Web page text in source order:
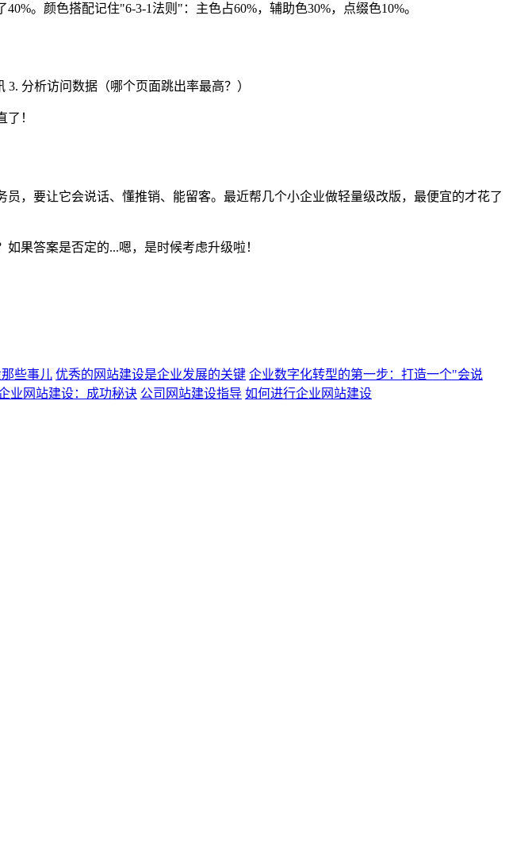
。颜色搭配记住"6-3-1法则"：主色占60%，辅助色30%，点缀色10%。
分析访问数据（哪个页面跳出率最高？）
！
，要让它会说话、懂推销、能留客。最近帮几个小企业做轻量级改版，最便宜的才花了
果答案是否定的...嗯，是时候考虑升级啦！
些事儿 优秀的网站建设是企业发展的关键 企业数字化转型的第一步：打造一个"会说
业网站建设：成功秘诀 公司网站建设指导 如何进行企业网站建设